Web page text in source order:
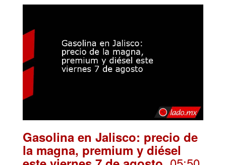
Gasolina en Jalisco: precio de
la magna, premium y diésel